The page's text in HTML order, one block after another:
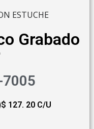
Grabado
127. 20 C/U